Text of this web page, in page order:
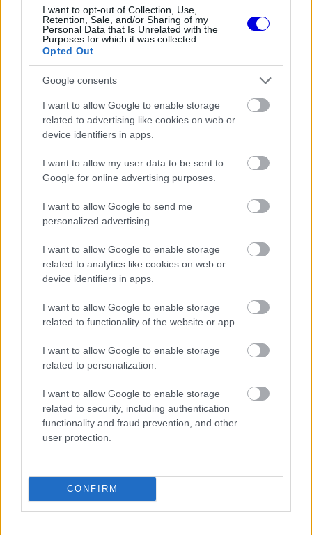
I want to opt-out of Collection, Use,
Retention, Sale, and/or Sharing of my
Personal Data that Is Unrelated with the
Purposes for which it was collected.
Opted Out
Google consents
I want to allow Google to enable storage
related to advertising like cookies on web or
device identifiers in apps.
I want to allow my user data to be sent to
Google for online advertising purposes.
I want to allow Google to send me
personalized advertising.
I want to allow Google to enable storage
related to analytics like cookies on web or
device identifiers in apps.
I want to allow Google to enable storage
related to functionality of the website or app.
I want to allow Google to enable storage
related to personalization.
I want to allow Google to enable storage
related to security, including authentication
functionality and fraud prevention, and other
user protection.
CONFIRM
valóban megtörtént, csakhogy az ajánlat
anyagilag annyira gyenge volt, hogy emiatt eleve
nem is lehetett valódi opció.
EZEKET IS AJÁNLJUK
Lewis Hamilton megmutatta új
kiskutyáját
Toto Wolff keményen beszólt a
panaszodó Ferrarinak
FORMA-1
Verstappen útjába a jövőben
„A Mercedesnél azt hallani, hogy Wolff a
háttérben ajánlatot tett neki. Csakhogy ez az
hogy szóba sem jöhetett. Úgy tűnik, jelenleg ez
zajlik a háttérben” – mondta Schumacher.